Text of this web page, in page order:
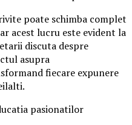
poate schimba complet
acest lucru este evident la
discuta despre
asupra
fiecare expunere
pasionatilor